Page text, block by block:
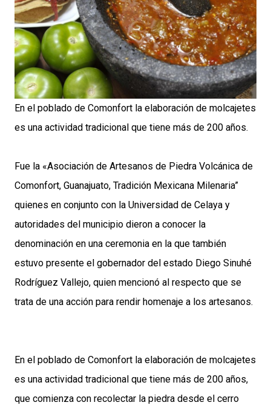
En el poblado de Comonfort la elaboración de molcajetes
es una actividad tradicional que tiene más de 200 años.
Fue la «Asociación de Artesanos de Piedra Volcánica de
Comonfort, Guanajuato, Tradición Mexicana Milenaria”
quienes en conjunto con la Universidad de Celaya y
autoridades del municipio dieron a conocer la
denominación en una ceremonia en la que también
estuvo presente el gobernador del estado Diego Sinuhé
Rodríguez Vallejo, quien mencionó al respecto que se
trata de una acción para rendir homenaje a los artesanos.
En el poblado de Comonfort la elaboración de molcajetes
es una actividad tradicional que tiene más de 200 años,
que comienza con recolectar la piedra desde el cerro